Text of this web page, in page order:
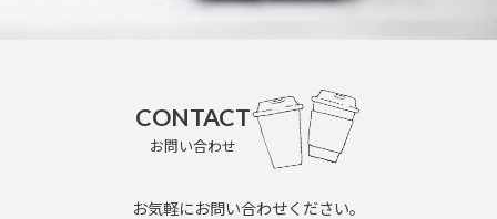
CONTACT
お問い合わせ
お気軽にお問い合わせください。